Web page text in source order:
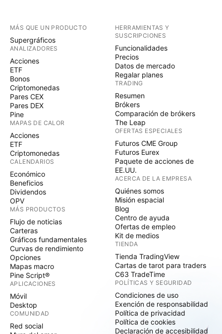
MÁS QUE UN PRODUCTO
Supergráficos
ANALIZADORES
Acciones
ETF
Bonos
Criptomonedas
Pares CEX
Pares DEX
Pine
MAPAS DE CALOR
Acciones
ETF
Criptomonedas
CALENDARIOS
Económico
Beneficios
Dividendos
OPV
MÁS PRODUCTOS
Flujo de noticias
Carteras
Gráficos fundamentales
Curvas de rendimiento
Opciones
Mapas macro
Pine Script®
APLICACIONES
Móvil
Desktop
COMUNIDAD
Red social
HERRAMIENTAS Y
SUSCRIPCIONES
Funcionalidades
Precios
Datos de mercado
Regalar planes
TRADING
Resumen
Brókers
Comparación de brókers
The Leap
OFERTAS ESPECIALES
Futuros CME Group
Futuros Eurex
Paquete de acciones de
EE.UU.
ACERCA DE LA EMPRESA
Quiénes somos
Misión espacial
Blog
Centro de ayuda
Ofertas de empleo
Kit de medios
TIENDA
Tienda TradingView
Cartas de tarot para traders
C63 TradeTime
POLÍTICAS Y SEGURIDAD
Condiciones de uso
Exención de responsabilidad
Política de privacidad
Política de cookies
Declaración de accesibilidad